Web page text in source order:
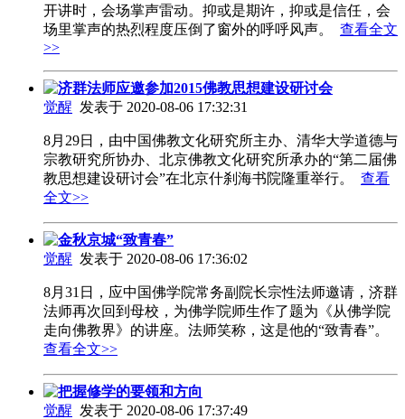
开讲时，会场掌声雷动。抑或是期许，抑或是信任，会
场里掌声的热烈程度压倒了窗外的呼呼风声。 查看全文
>>
济群法师应邀参加2015佛教思想建设研讨会
觉醒 发表于 2020-08-06 17:32:31
8月29日，由中国佛教文化研究所主办、清华大学道德与
宗教研究所协办、北京佛教文化研究所承办的“第二届佛
教思想建设研讨会”在北京什刹海书院隆重举行。 查看
全文>>
金秋京城“致青春”
觉醒 发表于 2020-08-06 17:36:02
8月31日，应中国佛学院常务副院长宗性法师邀请，济群
法师再次回到母校，为佛学院师生作了题为《从佛学院
走向佛教界》的讲座。法师笑称，这是他的“致青春”。
查看全文>>
把握修学的要领和方向
觉醒 发表于 2020-08-06 17:37:49